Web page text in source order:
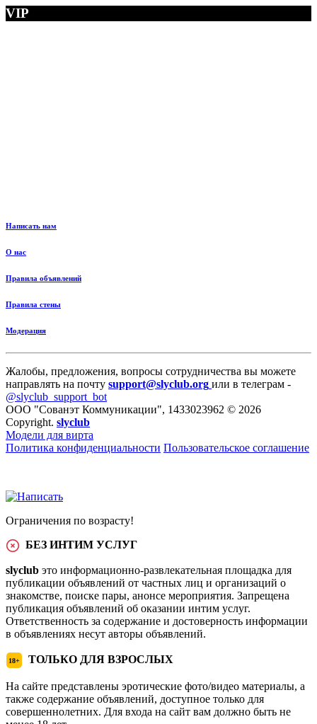
VIP
Написать нам
О нас
Правила объявлений
Правила стены
Модерация
Жалобы, предложения, вопросы сотрудничества вы можете
направлять на почту support@slyclub.org или в телеграм -
@slyclub_support_bot
ООО "Сованэт Коммуникации", 1433023962 © 2026
Copyright. slyclub
Модели для вирта
Политика конфиденциальности Пользовательское соглашение
Ограничения по возрасту!
БЕЗ ИНТИМ УСЛУГ
slyclub это информационно-развлекательная площадка для
публикации объявлений от частных лиц и организаций о
знакомстве, поиске пары, анонсе мероприятия. Запрещена
публикация объявлений об оказании интим услуг.
Ответственность за содержание и достоверность информации
в объявлениях несут авторы объявлений.
18+ ТОЛЬКО ДЛЯ ВЗРОСЛЫХ
На сайте представлены эротические фото/видео материалы, а
также содержание объявлений, доступное только для
совершеннолетних. Для входа на сайт вам должно быть не